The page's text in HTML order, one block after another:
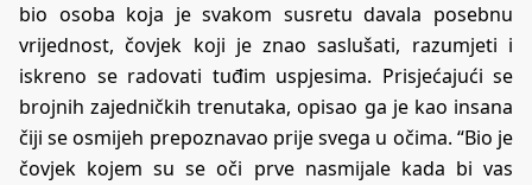
bio osoba koja je svakom susretu davala posebnu
vrijednost, čovjek koji je znao saslušati, razumjeti i
iskreno se radovati tuđim uspjesima. Prisjećajući se
brojnih zajedničkih trenutaka, opisao ga je kao insana
čiji se osmijeh prepoznavao prije svega u očima. “Bio je
čovjek kojem su se oči prve nasmijale kada bi vas